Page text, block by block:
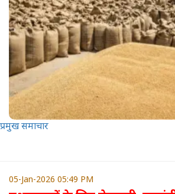
प्रमुख समाचार
05-Jan-2026 05:49 PM